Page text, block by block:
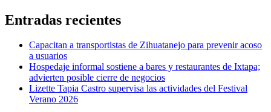
Entradas recientes
Capacitan a transportistas de Zihuatanejo para prevenir acoso
a usuarios
Hospedaje informal sostiene a bares y restaurantes de Ixtapa;
advierten posible cierre de negocios
Lizette Tapia Castro supervisa las actividades del Festival
Verano 2026